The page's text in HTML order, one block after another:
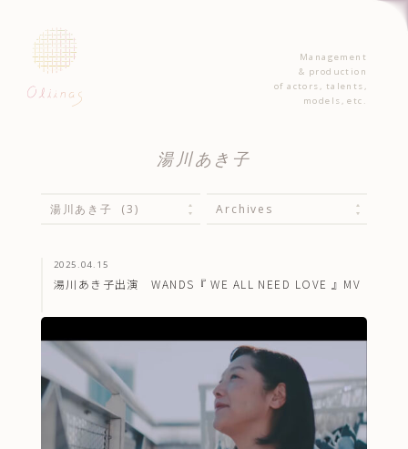
Management
& production
of actors, talents,
models, etc.
湯川あき子
2025.04.15
湯川あき子出演 WANDS『 WE ALL NEED LOVE 』MV